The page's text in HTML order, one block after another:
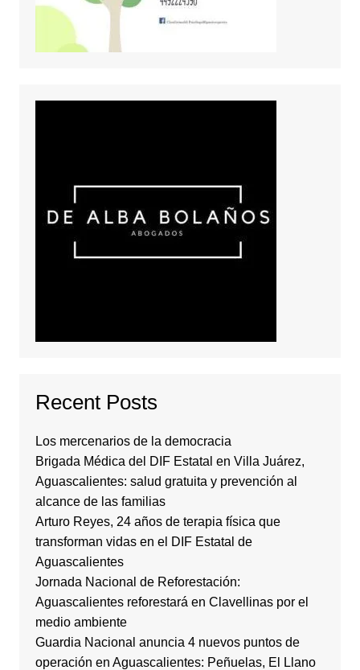
Recent Posts
Los mercenarios de la democracia
Brigada Médica del DIF Estatal en Villa Juárez,
Aguascalientes: salud gratuita y prevención al
alcance de las familias
Arturo Reyes, 24 años de terapia física que
transforman vidas en el DIF Estatal de
Aguascalientes
Jornada Nacional de Reforestación:
Aguascalientes reforestará en Clavellinas por el
medio ambiente
Guardia Nacional anuncia 4 nuevos puntos de
operación en Aguascalientes: Peñuelas, El Llano